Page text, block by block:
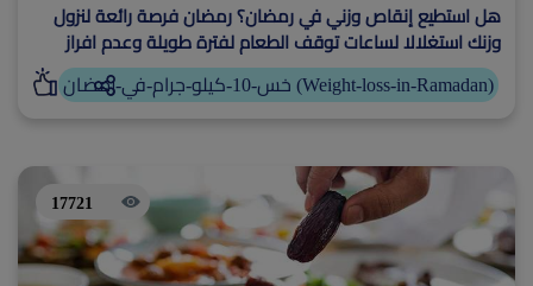
هل استطيع إنقاص وزني في رمضان؟ رمضان فرصة رائعة لنزول
وزنك استغلالا لساعات توقف الطعام لفترة طويلة وعدم افراز
هرمون الانسولين في نهار رمضان
خس-10-كيلو-جرام-في-رمضان (Weight-loss-in-Ramadan)
17721